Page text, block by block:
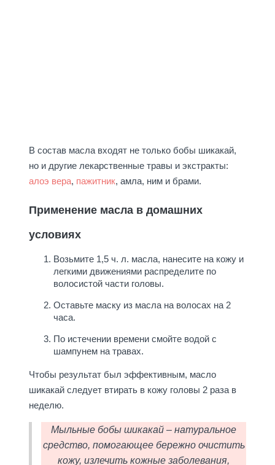
В состав масла входят не только бобы шикакай,
но и другие лекарственные травы и экстракты:
алоэ вера, пажитник, амла, ним и брами.
Применение масла в домашних
условиях
Возьмите 1,5 ч. л. масла, нанесите на кожу и
легкими движениями распределите по
волосистой части головы.
Оставьте маску из масла на волосах на 2
часа.
По истечении времени смойте водой с
шампунем на травах.
Чтобы результат был эффективным, масло
шикакай следует втирать в кожу головы 2 раза в
неделю.
Мыльные бобы шикакай – натуральное
средство, помогающее бережно очистить
кожу, излечить кожные заболевания,